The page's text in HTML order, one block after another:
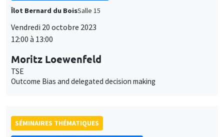
Îlot Bernard du BoisSalle 15
Vendredi 20 octobre 2023
12:00 à 13:00
Moritz Loewenfeld
TSE
Outcome Bias and delegated decision making
SÉMINAIRES THÉMATIQUES